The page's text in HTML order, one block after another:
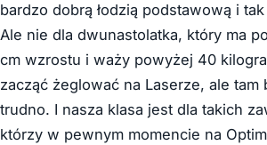
bardzo dobrą łodzią podstawową i
Ale nie dla dwunastolatka, który ma
cm wzrostu i waży powyżej 40
zacząć żeglować na Laserze, ale tam
trudno. I nasza klasa jest dla takich
którzy w pewnym momencie na